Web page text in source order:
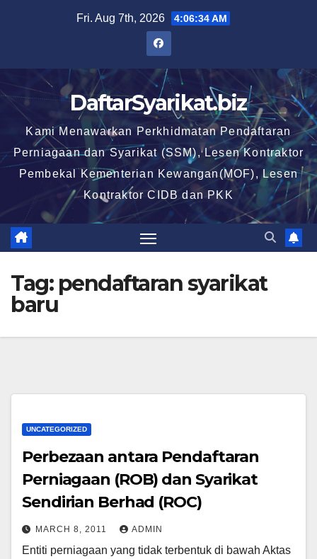
Fri. Aug 7th, 2026 4:06:35 AM
DaftarSyarikat.biz
Kami Menawarkan Perkhidmatan Pendaftaran
Perniagaan dan Syarikat (SSM), Lesen Kontraktor
Pembekal Kementerian Kewangan(MOF), Lesen
Kontraktor CIDB dan PKK
Tag: pendaftaran syarikat
baru
UNCATEGORIZED
Perbezaan antara Pendaftaran
Perniagaan (ROB) dan Syarikat
Sendirian Berhad (ROC)
MARCH 8, 2011 ADMIN
Entiti perniagaan yang tidak terbentuk di bawah Aktas